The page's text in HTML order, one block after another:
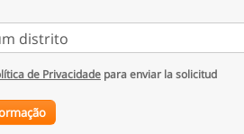
de Privacidade para enviar la solicitud